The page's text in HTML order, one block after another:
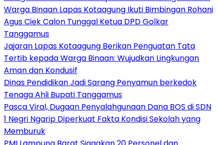
Warga Binaan Lapas Kotaagung Ikuti Bimbingan Rohani
Agus Ciek Calon Tunggal Ketua DPD Golkar
Tanggamus
Jajaran Lapas Kotaagung Berikan Penguatan Tata
Tertib kepada Warga Binaan: Wujudkan Lingkungan
Aman dan Kondusif
Dinas Pendidikan Jadi Sarang Penyamun berkedok
Tenaga Ahli Bupati Tanggamus
Pasca Viral, Dugaan Penyalahgunaan Dana BOS di SDN
1 Negri Ngarip Diperkuat Fakta Kondisi Sekolah yang
Memburuk